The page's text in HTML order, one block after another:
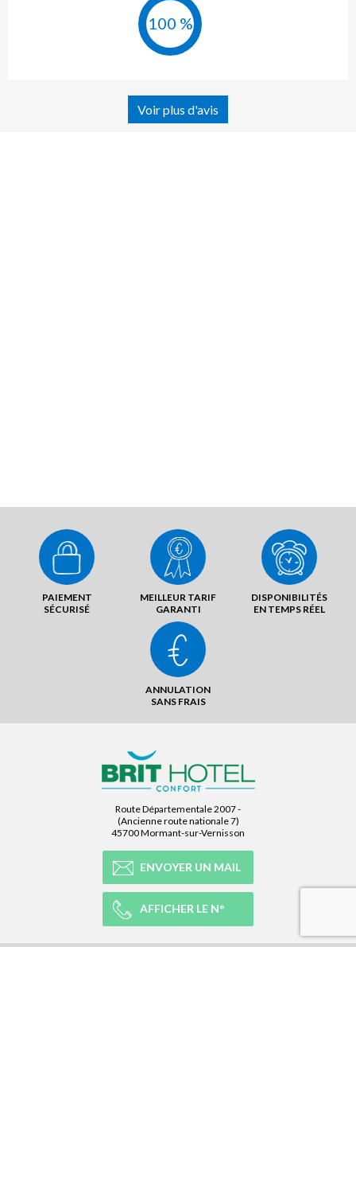
100 %
Voir plus d'avis
PAIEMENT
SÉCURISÉ
MEILLEUR TARIF
GARANTI
DISPONIBILITÉS
EN TEMPS RÉEL
ANNULATION
SANS FRAIS
Route Départementale 2007 -
(Ancienne route nationale 7)
45700 Mormant-sur-Vernisson
ENVOYER UN MAIL
AFFICHER LE N°